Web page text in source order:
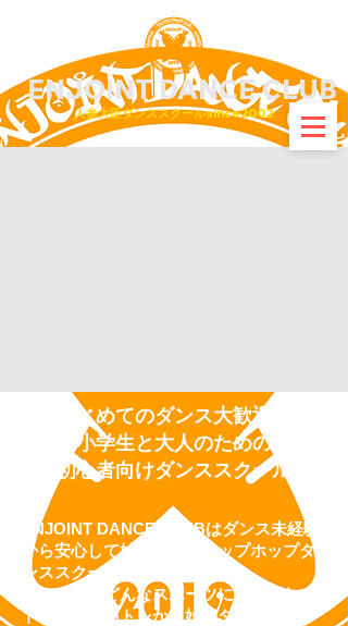
ENJOINTDANCE CLUB
​人参大臣ダンススクールsince2002
はじめてのダンス大歓迎！
小学生と大人のための
初心者向けダンススクール
ENJOINT DANCE CLUBはダンス未経験
から安心して始められるヒップホップダ
ンススクールです。
レッスンはどんなスポーツにも必要なス
トレッチ、筋トレから始めダンスの基本